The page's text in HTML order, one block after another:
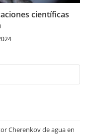
científicas
Cherenkov de agua en